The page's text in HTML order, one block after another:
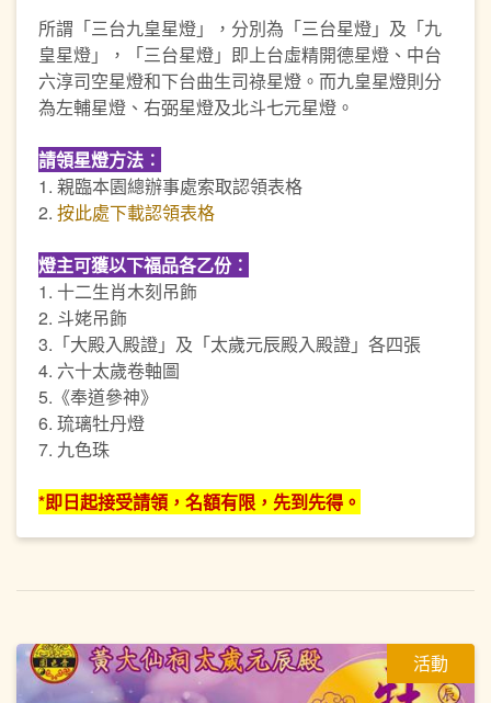
所謂「三台九皇星燈」，分別為「三台星燈」及「九
皇星燈」，「三台星燈」即上台虛精開德星燈、中台
六淳司空星燈和下台曲生司祿星燈。而九皇星燈則分
為左輔星燈、右弼星燈及北斗七元星燈。
請領星燈方法︰
1. 親臨本園總辦事處索取認領表格
2. 按此處下載認領表格
燈主可獲以下福品各乙份︰
1. 十二生肖木刻吊飾
2. 斗姥吊飾
3.「大殿入殿證」及「太歲元辰殿入殿證」各四張
4. 六十太歲卷軸圖
5.《奉道參神》
6. 琉璃牡丹燈
7. 九色珠
*即日起接受請領，名額有限，先到先得。
活動